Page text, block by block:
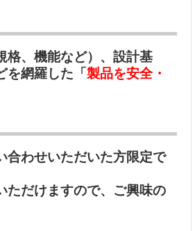
格、機能など）、設計基
を網羅した「 製品を安全・
合わせいただいた方限定で
だけますので、ご興味の